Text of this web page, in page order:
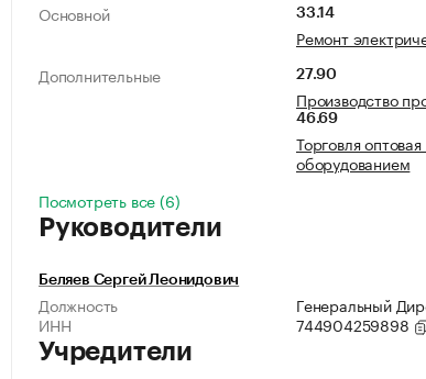
Основной 33.14
Ремонт
Дополнительные
27.90
Производство
46.69
Торговля
оборудованием
Посмотреть все (6)
Руководители
Беляев Сергей Леонидович
Должность
Генеральный
ИНН
744904259898
Учредители